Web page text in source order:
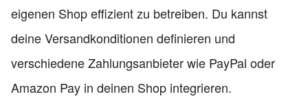
eigenen Shop effizient zu betreiben. Du kannst
deine Versandkonditionen definieren und
verschiedene Zahlungsanbieter wie PayPal oder
Amazon Pay in deinen Shop integrieren.